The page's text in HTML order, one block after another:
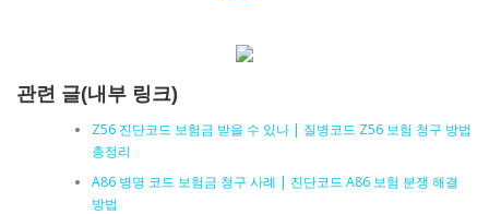
관련 글(내부 링크)
Z56 진단코드 보험금 받을 수 있나 | 질병코드 Z56 보험 청구 방법
총정리
A86 병명 코드 보험금 청구 사례 | 진단코드 A86 보험 분쟁 해결
방법